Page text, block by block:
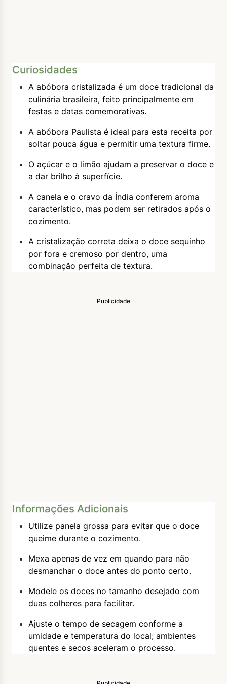
Curiosidades
A abóbora cristalizada é um doce tradicional da
culinária brasileira, feito principalmente em
festas e datas comemorativas.
A abóbora Paulista é ideal para esta receita por
soltar pouca água e permitir uma textura firme.
O açúcar e o limão ajudam a preservar o doce e
a dar brilho à superfície.
A canela e o cravo da Índia conferem aroma
característico, mas podem ser retirados após o
cozimento.
A cristalização correta deixa o doce sequinho
por fora e cremoso por dentro, uma
combinação perfeita de textura.
Publicidade
Informações Adicionais
Utilize panela grossa para evitar que o doce
queime durante o cozimento.
Mexa apenas de vez em quando para não
desmanchar o doce antes do ponto certo.
Modele os doces no tamanho desejado com
duas colheres para facilitar.
Ajuste o tempo de secagem conforme a
umidade e temperatura do local; ambientes
quentes e secos aceleram o processo.